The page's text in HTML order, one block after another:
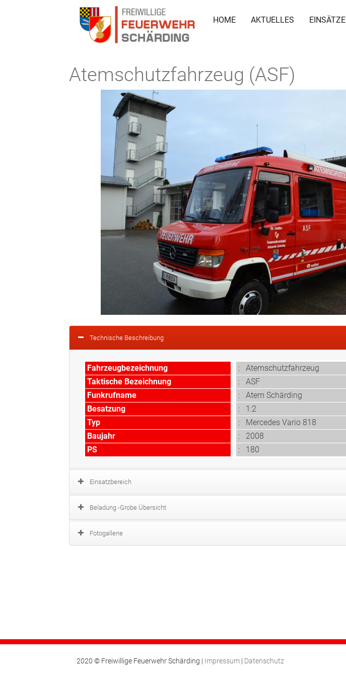
HOME AKTUELLES EINSÄTZE
Atemschutzfahrzeug (ASF)
Technische Beschreibung
Fahrzeugbezeichnung : Atemschutzfahrzeug
Taktische Bezeichnung
: ASF
Funkrufname
: Atem Schärding
Besatzung
: 1:2
Typ
: Mercedes Vario 818
Baujahr
: 2008
PS
: 180
Einsatzbereich
Beladung -Grobe Übersicht
Fotogallerie
2020 © Freiwillige Feuerwehr Schärding | Impressum | Datenschutz